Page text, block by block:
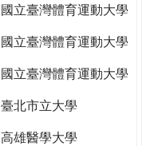
國立臺灣體育運動大學
國立臺灣體育運動大學
國立臺灣體育運動大學
臺北市立大學
高雄醫學大學